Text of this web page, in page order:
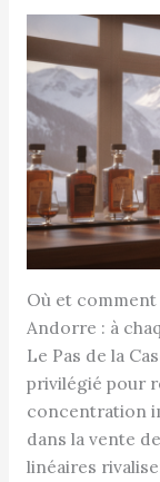
Où et
Andorre : à
Le Pas de la
privilégié pour
concentration
dans la vente
linéaires